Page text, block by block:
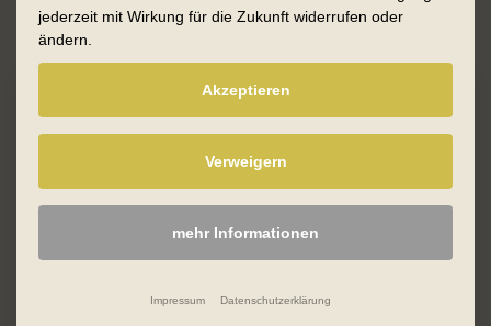
Juwelier
Trauringe
Schmuck
Perlen
Silber & Trends
Goldschmiede
jederzeit mit Wirkung für die Zukunft widerrufen oder
ändern.
Akzeptieren
Verweigern
mehr Informationen
Impressum Datenschutzerklärung